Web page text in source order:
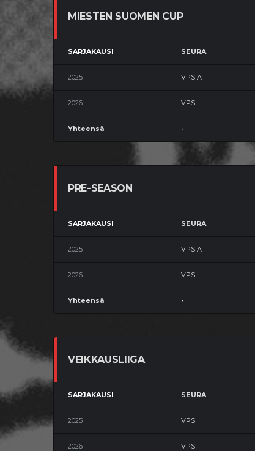
MIESTEN SUOMEN CUP
SARJAKAUSI SEURA
2025 VPS A
2026 VPS
Yhteensä -
PRE-SEASON
SARJAKAUSI SEURA
2025 VPS A
2026 VPS
Yhteensä -
VEIKKAUSLIIGA
SARJAKAUSI SEURA
2025 VPS
2026 VPS